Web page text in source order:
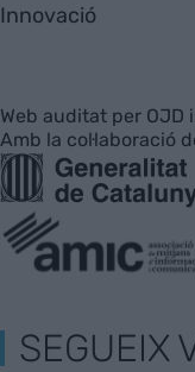
Innovació
Web auditat per OJD
Amb la col·laboració
SEGUEIX